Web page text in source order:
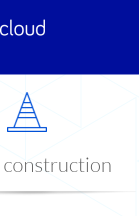
construction